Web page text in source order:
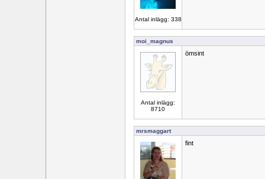
Antal inlägg: 338
moi_magnus
Antal inlägg:
8710
ömsint
mrsmaggart
fint